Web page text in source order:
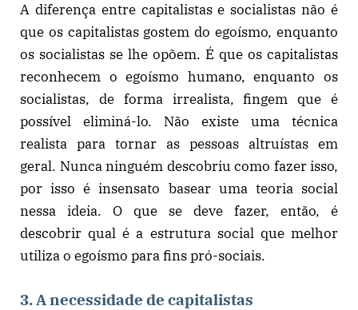
A diferença entre capitalistas e socialistas não é
que os capitalistas gostem do egoísmo, enquanto
os socialistas se lhe opõem. É que os capitalistas
reconhecem o egoísmo humano, enquanto os
socialistas, de forma irrealista, fingem que é
possível eliminá-lo. Não existe uma técnica
realista para tornar as pessoas altruístas em
geral. Nunca ninguém descobriu como fazer isso,
por isso é insensato basear uma teoria social
nessa ideia. O que se deve fazer, então, é
descobrir qual é a estrutura social que melhor
utiliza o egoísmo para fins pró-sociais.
3. A necessidade de capitalistas